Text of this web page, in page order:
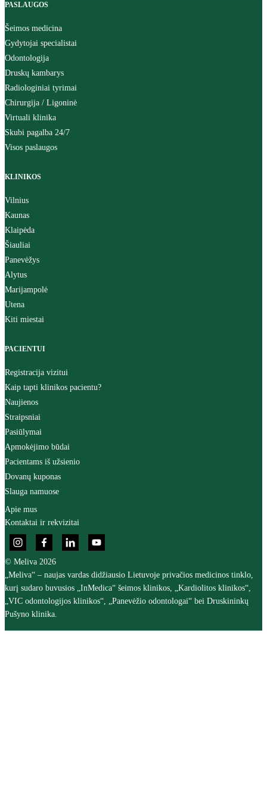
PASLAUGOS
Šeimos medicina
Gydytojai specialistai
Odontologija
Druskų kambarys
Radiologiniai tyrimai
Chirurgija / Ligoninė
Virtuali klinika
Skubi pagalba 24/7
Visos paslaugos
KLINIKOS
Vilnius
Kaunas
Klaipėda
Šiauliai
Panevėžys
Alytus
Marijampolė
Utena
Kiti miestai
PACIENTUI
Registracija vizitui
Kaip tapti klinikos pacientu?
Naujienos
Straipsniai
Pasiūlymai
Apmokėjimo būdai
Pacientams iš užsienio
Dovanų kuponas
Slauga namuose
Apie mus
Kontaktai ir rekvizitai
© Meliva 2026
„Meliva“ – naujas vardas didžiausio Lietuvoje privačios medicinos tinklo,
kurį sudaro buvusios „InMedica“ šeimos klinikos, „Kardiolitos klinikos“,
„VIC odontologijos klinikos“, „Panevėžio odontologai“ bei Druskininkų
Pušyno klinika.